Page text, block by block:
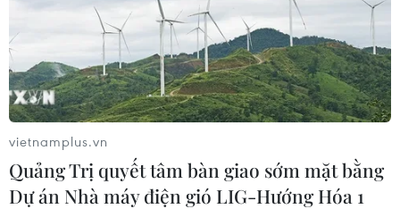
vietnamplus.vn
Quảng Trị quyết tâm bàn giao sớm mặt bằng
Dự án Nhà máy điện gió LIG-Hướng Hóa 1